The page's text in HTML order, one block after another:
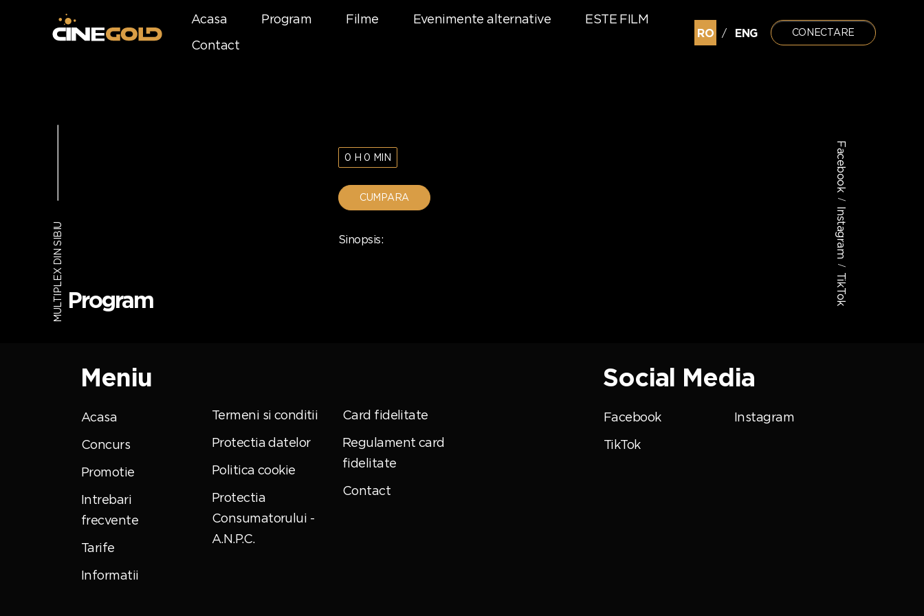
Acasa Program Filme Evenimente alternative
ESTE FILM
Contact
RO / ENG CONECTARE
PRIMUL MULTIPLEX DIN SIBIU
Facebook
/
Instagram
/
TikTok
0 H 0 MIN
CUMPARA
Sinopsis:
Program
Meniu
Acasa
Concurs
Promotie
Intrebari
frecvente
Tarife
Informatii
Termeni si conditii
Protectia datelor
Politica cookie
Protectia
Consumatorului -
A.N.P.C.
Card fidelitate
Regulament card
fidelitate
Contact
Social Media
Facebook
TikTok
Instagram